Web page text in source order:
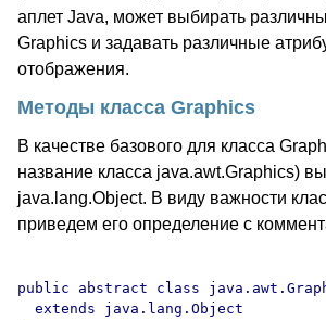
аплет Java, может выбирать
Graphics и задавать различные
отображения.
Методы класса Graphics
В качестве базового для класса
название класса java.awt.Graphics)
java.lang.Object. В виду важности
приведем его определение с
public abstract class
  extends java.lang.Object